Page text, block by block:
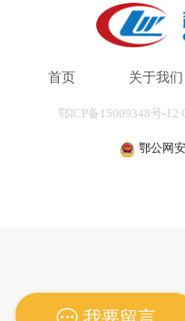
2）冶金、矿业、化工
首页 关于我们
鄂ICP备15009348号-12
鄂公网